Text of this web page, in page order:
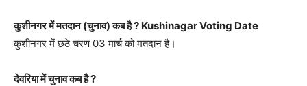
कुशीनगर में मतदान (चुनाव) कब है ? Kushinagar Voting Date
कुशीनगर में छठे चरण 03 मार्च को मतदान है।
देवरिया में चुनाव कब है ?